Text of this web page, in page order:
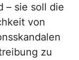
– sie soll die
von
zu